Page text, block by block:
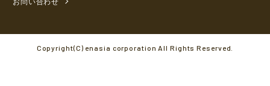
Copyright(C) enasia corporation All Rights Reserved.